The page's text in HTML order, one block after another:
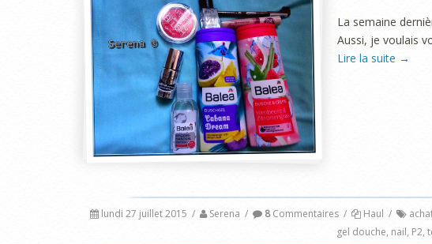
La semaine
Aussi, je voulais
Lire la suite →
lundi 27 juillet 2015 / Serena / 8Commentaires / Haul /
gel douche, nail, P2,